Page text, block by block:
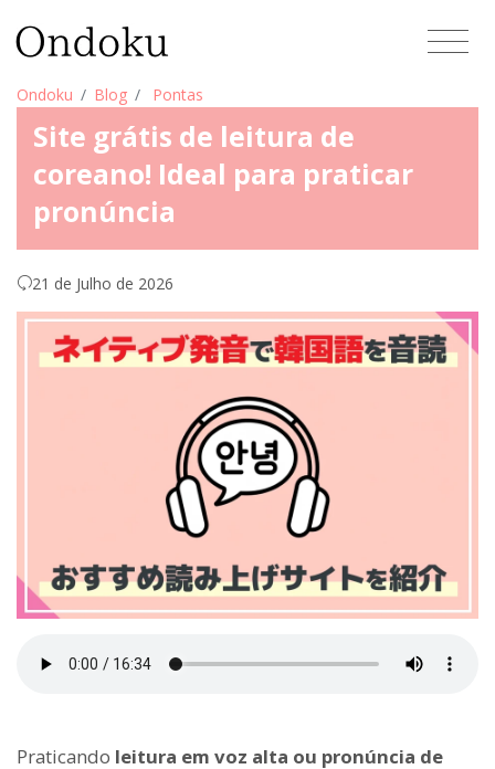
Ondoku Blog Pontas
Site grátis de leitura de
coreano! Ideal para praticar
pronúncia
21 de Julho de 2026
Praticando leitura em voz alta ou pronúncia de